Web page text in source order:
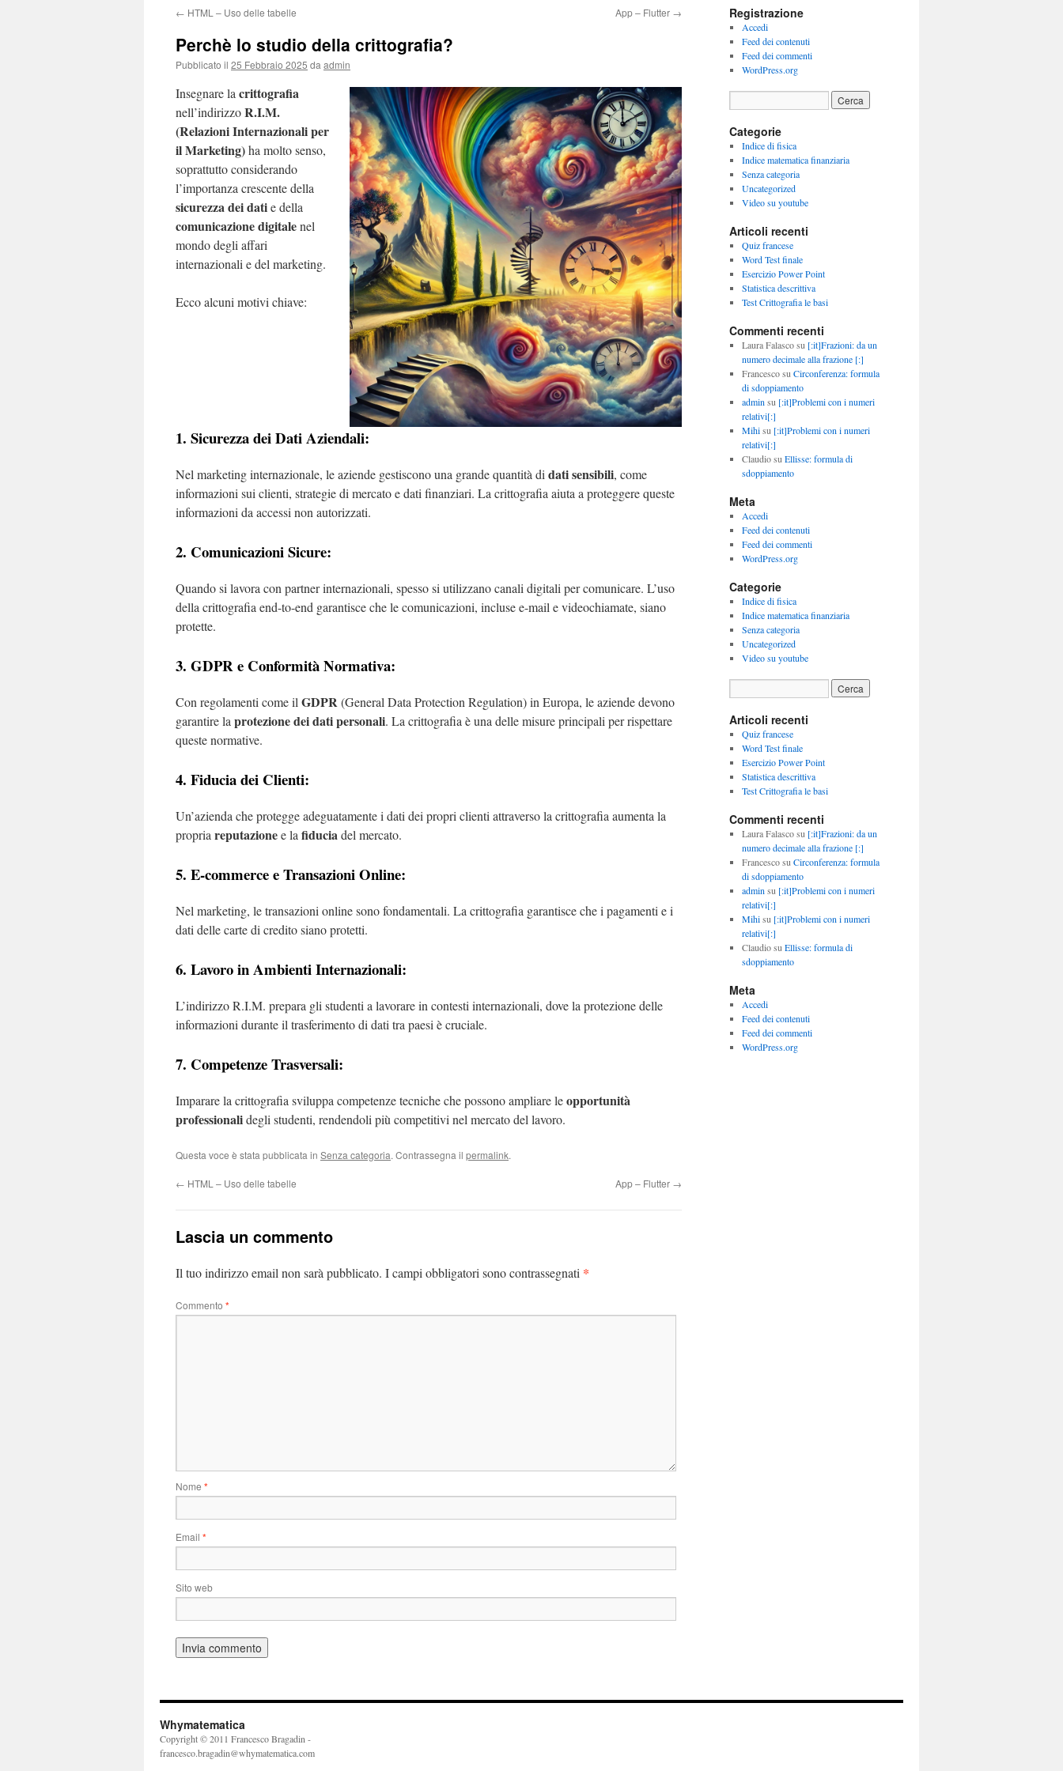
← HTML – Uso delle tabelle App – Flutter →
Perchè lo studio della crittografia?
Pubblicato il 25 Febbraio 2025 da admin
Insegnare la crittografia
nell’indirizzoR.I.M.
(Relazioni Internazionali per
il Marketing)ha molto senso,
soprattutto considerando
l’importanza crescente della
sicurezza dei datie della
comunicazione digitalenel
mondo degli affari
internazionali e del marketing.
Ecco alcuni motivi chiave:
1. Sicurezza dei Dati Aziendali:
Nel marketing internazionale, le aziende gestiscono una grande quantità di dati sensibili, come
informazioni sui clienti, strategie di mercato e dati finanziari. La crittografia aiuta a proteggere queste
informazioni da accessi non autorizzati.
2. Comunicazioni Sicure:
Quando si lavora con partner internazionali, spesso si utilizzano canali digitali per comunicare. L’uso
della crittografia end-to-end garantisce che le comunicazioni, incluse e-mail e videochiamate, siano
protette.
3. GDPR e Conformità Normativa:
Con regolamenti come il GDPR(General Data Protection Regulation) in Europa, le aziende devono
garantire la protezione dei dati personali. La crittografia è una delle misure principali per rispettare
queste normative.
4. Fiducia dei Clienti:
Un’azienda che protegge adeguatamente i dati dei propri clienti attraverso la crittografia aumenta la
propria reputazionee la fiduciadel mercato.
5. E-commerce e Transazioni Online:
Nel marketing, le transazioni online sono fondamentali. La crittografia garantisce che i pagamenti e i
dati delle carte di credito siano protetti.
6. Lavoro in Ambienti Internazionali:
L’indirizzo R.I.M. prepara gli studenti a lavorare in contesti internazionali, dove la protezione delle
informazioni durante il trasferimento di dati tra paesi è cruciale.
7. Competenze Trasversali:
Imparare la crittografia sviluppa competenze tecniche che possono ampliare leopportunità
professionalidegli studenti, rendendoli più competitivi nel mercato del lavoro.
Questa voce è stata pubblicata in Senza categoria. Contrassegna il permalink.
← HTML – Uso delle tabelle App – Flutter →
Lascia un commento
Il tuo indirizzo email non sarà pubblicato. I campi obbligatori sono contrassegnati *
Commento *
Nome *
Email *
Sito web
Registrazione
Accedi
Feed dei contenuti
Feed dei commenti
WordPress.org
Categorie
Indice di fisica
Indice matematica finanziaria
Senza categoria
Uncategorized
Video su youtube
Articoli recenti
Quiz francese
Word Test finale
Esercizio Power Point
Statistica descrittiva
Test Crittografia le basi
Commenti recenti
Laura Falascosu [:it]Frazioni: da un
numero decimale alla frazione [:]
Francescosu Circonferenza: formula
di sdoppiamento
admin su [:it]Problemi con i numeri
relativi[:]
Mihisu [:it]Problemi con i numeri
relativi[:]
Claudiosu Ellisse: formula di
sdoppiamento
Meta
Accedi
Feed dei contenuti
Feed dei commenti
WordPress.org
Categorie
Indice di fisica
Indice matematica finanziaria
Senza categoria
Uncategorized
Video su youtube
Articoli recenti
Quiz francese
Word Test finale
Esercizio Power Point
Statistica descrittiva
Test Crittografia le basi
Commenti recenti
Laura Falascosu [:it]Frazioni: da un
numero decimale alla frazione [:]
Francescosu Circonferenza: formula
di sdoppiamento
admin su [:it]Problemi con i numeri
relativi[:]
Mihisu [:it]Problemi con i numeri
relativi[:]
Claudiosu Ellisse: formula di
sdoppiamento
Meta
Accedi
Feed dei contenuti
Feed dei commenti
WordPress.org
Whymatematica
Copyright © 2011 Francesco Bragadin -
francesco.bragadin@whymatematica.com